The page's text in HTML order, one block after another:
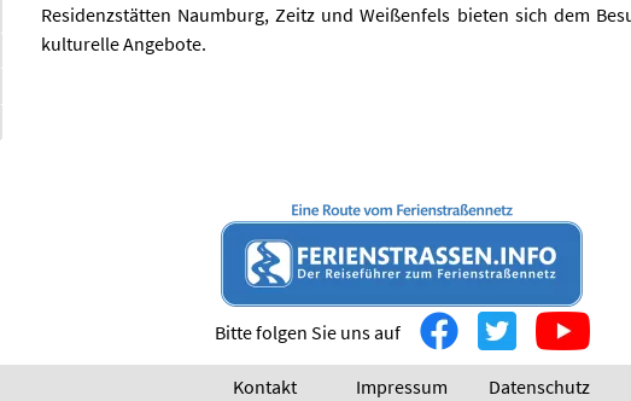
Residenzstätten Naumburg, Zeitz und Weißenfels bieten sich dem
kulturelle Angebote.
Bitte folgen Sie uns auf
Kontakt Impressum Datenschutz